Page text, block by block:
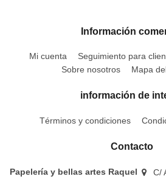
Información
Mi cuenta
Seguimiento para
Sobre nosotros
Mapa
información de
Términos y condiciones
Contacto
Papelería y bellas artes Raquel
C/